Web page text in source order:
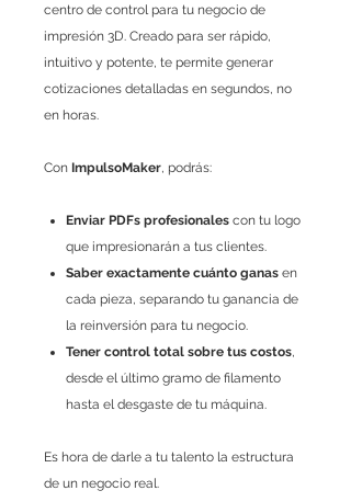
centro de control para tu negocio de
impresión 3D. Creado para ser rápido,
intuitivo y potente, te permite generar
cotizaciones detalladas en segundos, no
en horas.
Con ImpulsoMaker, podrás:
Enviar PDFs profesionales con tu logo
que impresionarán a tus clientes.
Saber exactamente cuánto ganas en
cada pieza, separando tu ganancia de
la reinversión para tu negocio.
Tener control total sobre tus costos,
desde el último gramo de filamento
hasta el desgaste de tu máquina.
Es hora de darle a tu talento la estructura
de un negocio real.